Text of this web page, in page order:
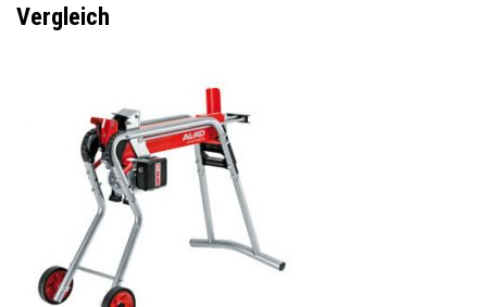
Vergleich